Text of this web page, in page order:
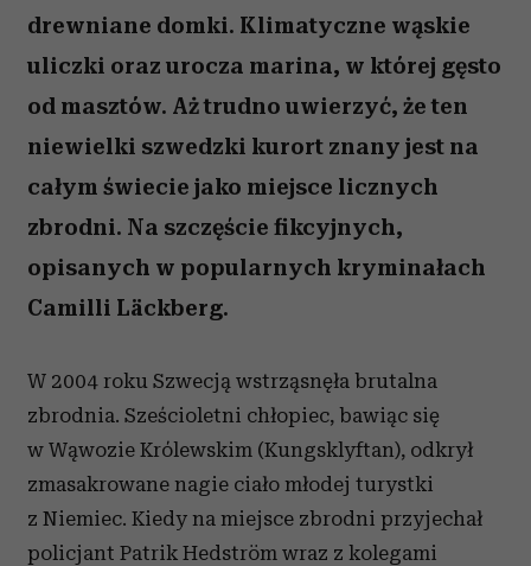
drewniane domki. Klimatyczne wąskie
uliczki oraz urocza marina, w której gęsto
od masztów. Aż trudno uwierzyć, że ten
niewielki szwedzki kurort znany jest na
całym świecie jako miejsce licznych
zbrodni. Na szczęście fikcyjnych,
opisanych w popularnych kryminałach
Camilli Läckberg.
W 2004 roku Szwecją wstrząsnęła brutalna
zbrodnia. Sześcioletni chłopiec, bawiąc się
w Wąwozie Królewskim (Kungsklyftan), odkrył
zmasakrowane nagie ciało młodej turystki
z Niemiec. Kiedy na miejsce zbrodni przyjechał
policjant Patrik Hedström wraz z kolegami